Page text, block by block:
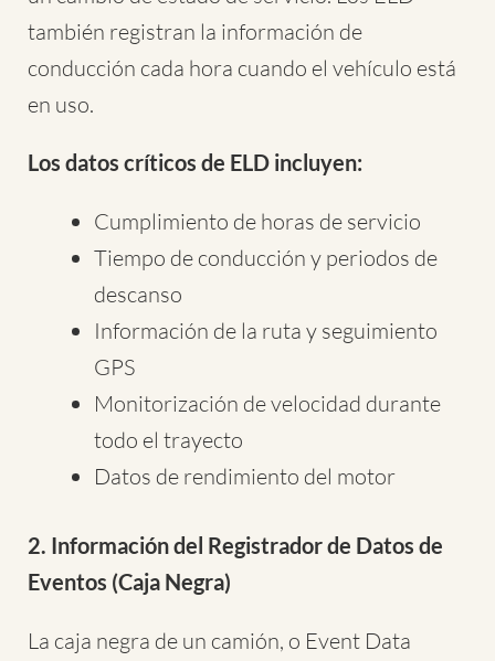
también registran la información de
conducción cada hora cuando el vehículo está
en uso.
Los datos críticos de ELD incluyen:
Cumplimiento de horas de servicio
Tiempo de conducción y periodos de
descanso
Información de la ruta y seguimiento
GPS
Monitorización de velocidad durante
todo el trayecto
Datos de rendimiento del motor
2. Información del Registrador de Datos de
Eventos (Caja Negra)
La caja negra de un camión, o Event Data